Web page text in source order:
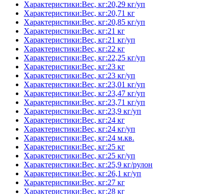
Характеристики:Вес, кг:20,29 кг/уп
Характеристики:Вес, кг:20,71 кг
Характеристики:Вес, кг:20,85 кг/уп
Характеристики:Вес, кг:21 кг
Характеристики:Вес, кг:21 кг/уп
Характеристики:Вес, кг:22 кг
Характеристики:Вес, кг:22,25 кг/уп
Характеристики:Вес, кг:23 кг
Характеристики:Вес, кг:23 кг/уп
Характеристики:Вес, кг:23,01 кг/уп
Характеристики:Вес, кг:23,47 кг/уп
Характеристики:Вес, кг:23,71 кг/уп
Характеристики:Вес, кг:23,9 кг/уп
Характеристики:Вес, кг:24 кг
Характеристики:Вес, кг:24 кг/уп
Характеристики:Вес, кг:24 м.кв.
Характеристики:Вес, кг:25 кг
Характеристики:Вес, кг:25 кг/уп
Характеристики:Вес, кг:25,9 кг/рулон
Характеристики:Вес, кг:26,1 кг/уп
Характеристики:Вес, кг:27 кг
Характеристики:Вес, кг:28 кг